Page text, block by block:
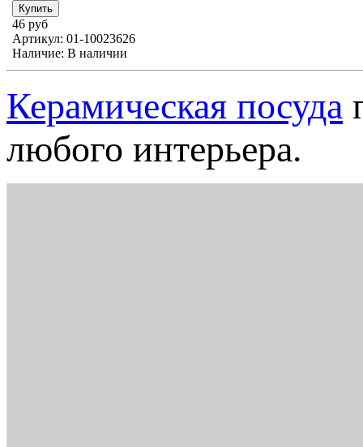
46 руб
Артикул: 01-10023626
Наличие: В наличии
Керамическая посуда
любого интерьера.